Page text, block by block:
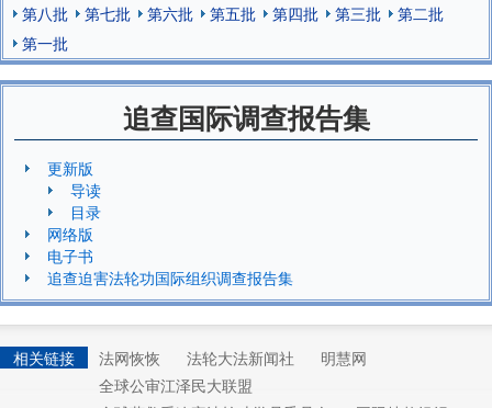
第八批
第七批 第六批 第五批 第四批 第三批
第二批
第一批
追查国际调查报告集
更新版
导读
目录
网络版
电子书
追查迫害法轮功国际组织调查报告集
相关链接 法网恢恢 法轮大法新闻社
明慧网
全球公审江泽民大联盟